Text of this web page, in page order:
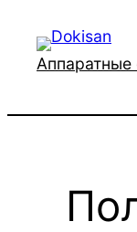
содержимому
Аппаратные